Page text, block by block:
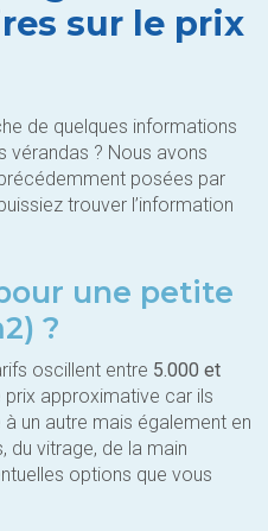
sur le prix
de quelques informations
vérandas ? Nous avons
posées par
trouver l’information
une petite
?
oscillent entre 5.000 et
prix approximative car ils
un autre mais également en
du vitrage, de la main
options que vous